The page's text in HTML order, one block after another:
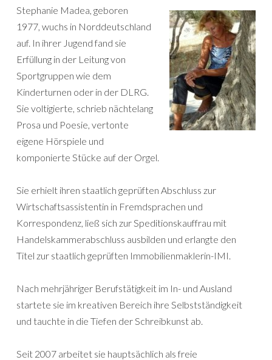
Stephanie Madea, geboren
1977, wuchs in Norddeutschland
auf. In ihrer Jugend fand sie
Erfüllung in der Leitung von
Sportgruppen wie dem
Kinderturnen oder in der DLRG.
Sie voltigierte, schrieb nächtelang
Prosa und Poesie, vertonte
eigene Hörspiele und
komponierte Stücke auf der Orgel.
Sie erhielt ihren staatlich geprüften Abschluss zur
Wirtschaftsassistentin in Fremdsprachen und
Korrespondenz, ließ sich zur Speditionskauffrau mit
Handelskammerabschluss ausbilden und erlangte den
Titel zur staatlich geprüften Immobilienmaklerin-IMI.
Nach mehrjähriger Berufstätigkeit im In- und Ausland
startete sie im kreativen Bereich ihre Selbstständigkeit
und tauchte in die Tiefen der Schreibkunst ab.
Seit 2007 arbeitet sie hauptsächlich als freie